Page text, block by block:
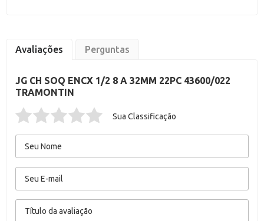
Avaliações Perguntas
JG CH SOQ ENCX 1/2 8 A 32MM 22PC 43600/022
TRAMONTIN
Sua Classificação